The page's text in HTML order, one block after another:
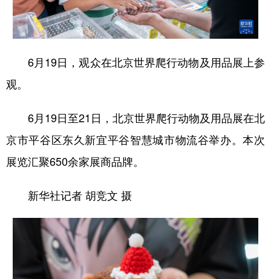
6月19日，观众在北京世界爬行动物及用品展上参
观。
6月19日至21日，北京世界爬行动物及用品展在北
京市平谷区东久新宜平谷智慧城市物流谷举办。本次
展览汇聚650余家展商品牌。
新华社记者 胡竞文 摄